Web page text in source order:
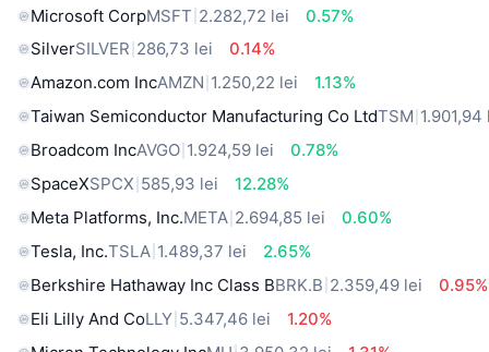
Microsoft CorpMSFT 2.282,72 lei
0.57%
SilverSILVER 286,73 lei
0.14%
Amazon.com IncAMZN 1.250,22 lei
1.13%
Taiwan Semiconductor Manufacturing Co LtdTSM 1.901,94
Broadcom IncAVGO 1.924,59 lei
0.78%
SpaceXSPCX 585,93 lei
12.28%
Meta Platforms, Inc.META 2.694,85 lei
0.60%
Tesla, Inc.TSLA 1.489,37 lei
2.65%
Berkshire Hathaway Inc Class BBRK.B 2.359,49 lei
0.95%
Eli Lilly And CoLLY 5.347,46 lei
1.20%